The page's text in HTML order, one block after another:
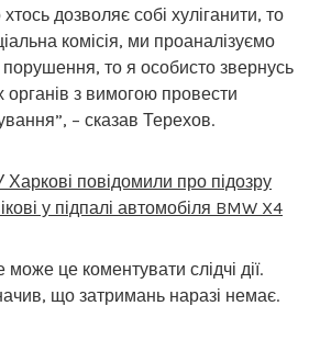
дозволяє собі хуліганити, то
комісія, ми проаналізуємо
то я особисто звернусь
з вимогою провести
– сказав Терехов.
Харкові повідомили про підозру
у підпалі автомобіля BMW X4
це коментувати слідчі дії.
що затримань наразі немає.